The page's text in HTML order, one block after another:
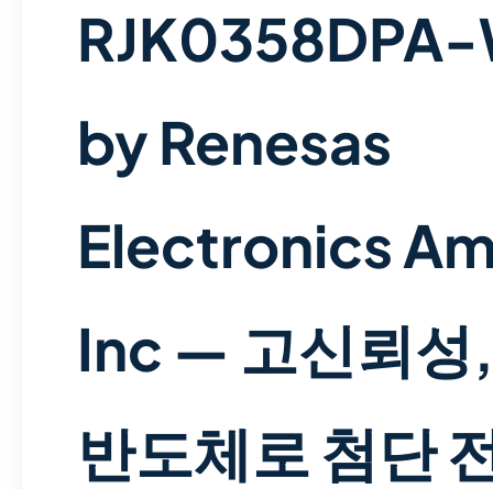
by Renesas
Electronics
Inc — 고신뢰성
반도체로 첨단